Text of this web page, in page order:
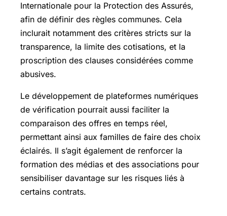
Internationale pour la Protection des Assurés,
afin de définir des règles communes. Cela
inclurait notamment des critères stricts sur la
transparence, la limite des cotisations, et la
proscription des clauses considérées comme
abusives.
Le développement de plateformes numériques
de vérification pourrait aussi faciliter la
comparaison des offres en temps réel,
permettant ainsi aux familles de faire des choix
éclairés. Il s’agit également de renforcer la
formation des médias et des associations pour
sensibiliser davantage sur les risques liés à
certains contrats.